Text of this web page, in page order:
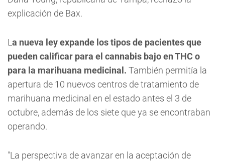
explicación de Bax.
L a nueva ley expande los tipos de pacientes que
pueden calificar para el cannabis bajo en THC o
para la marihuana medicinal. También permitía la
apertura de 10 nuevos centros de tratamiento de
marihuana medicinal en el estado antes el 3 de
octubre, además de los siete que ya se encontraban
operando.
"La perspectiva de avanzar en la aceptación de